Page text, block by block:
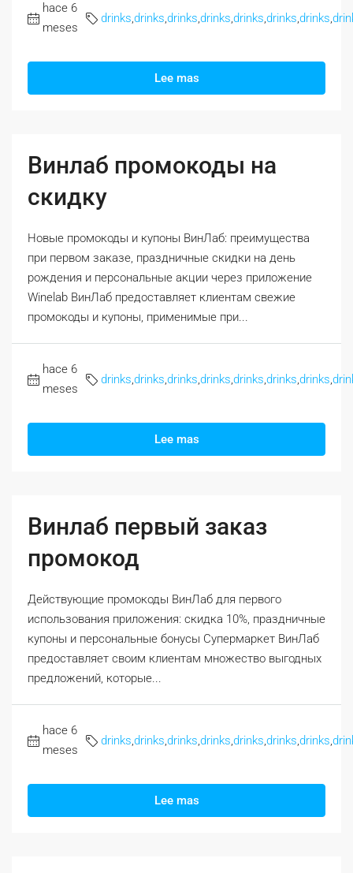
hace 6
meses
drinks drinks drinks drinks drinks drinks drinks
Lee mas
Винлаб промокоды на
скидку
Новые промокоды и купоны ВинЛаб: преимущества
при первом заказе, праздничные скидки на день
рождения и персональные акции через приложение
Winelab ВинЛаб предоставляет клиентам свежие
промокоды и купоны, применимые при...
hace 6
meses
drinks drinks drinks drinks drinks drinks drinks
Lee mas
Винлаб первый заказ
промокод
Действующие промокоды ВинЛаб для первого
использования приложения: скидка 10%, праздничные
купоны и персональные бонусы Супермаркет ВинЛаб
предоставляет своим клиентам множество выгодных
предложений, которые...
hace 6
meses
drinks drinks drinks drinks drinks drinks drinks
Lee mas